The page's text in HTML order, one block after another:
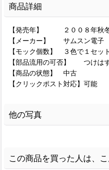
商品詳細
【発売年】 ２００８年秋
【メーカー】 サムスン電子
【モック個数】 ３色で１セット
【部品流用の可否】 つけは
【商品の状態】 中古
【クリックポスト対応】可能
他の写真
この商品を買った人は、